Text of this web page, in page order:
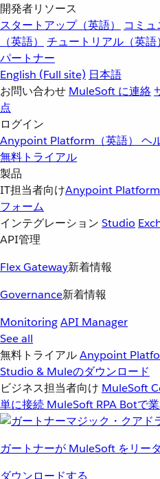
開発者リソース
スタートアップ（英語）
コミュ
（英語）
チュートリアル（英語）
パートナー
English (Full site) 日本語
お問い合わせ MuleSoft に連絡
点
ログイン
Anypoint Platform（英語） ヘ
無料トライアル
製品
IT担当者向けAnypoint Platform
フォーム
インテグレーション Studio
API管理
Flex Gateway新着情報
Governance新着情報
MonitoringAPI Manager
See all
無料トライアルAnypoint
Studio & Muleのダウンロード
ビジネス担当者向け MuleSoft
単に接続 MuleSoft RPA Botで
ガートナーが MuleSoft をリー
ダウンロードする